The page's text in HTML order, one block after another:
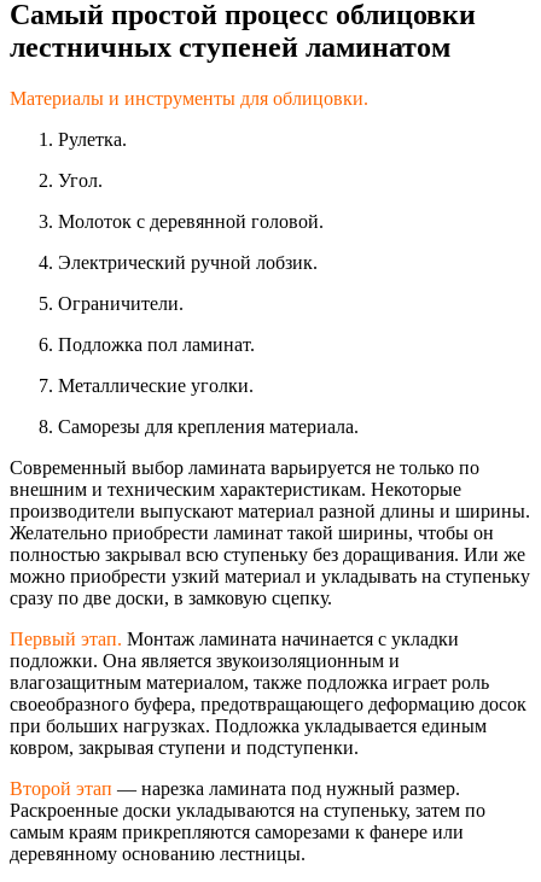
Самый простой процесс облицовки
лестничных ступеней ламинатом
Материалы и инструменты для облицовки.
Рулетка.
Угол.
Молоток с деревянной головой.
Электрический ручной лобзик.
Ограничители.
Подложка пол ламинат.
Металлические уголки.
Саморезы для крепления материала.
Современный выбор ламината варьируется не только по
внешним и техническим характеристикам. Некоторые
производители выпускают материал разной длины и ширины.
Желательно приобрести ламинат такой ширины, чтобы он
полностью закрывал всю ступеньку без доращивания. Или же
можно приобрести узкий материал и укладывать на ступеньку
сразу по две доски, в замковую сцепку.
Первый этап. Монтаж ламината начинается с укладки
подложки. Она является звукоизоляционным и
влагозащитным материалом, также подложка играет роль
своеобразного буфера, предотвращающего деформацию досок
при больших нагрузках. Подложка укладывается единым
ковром, закрывая ступени и подступенки.
Второй этап — нарезка ламината под нужный размер.
Раскроенные доски укладываются на ступеньку, затем по
самым краям прикрепляются саморезами к фанере или
деревянному основанию лестницы.